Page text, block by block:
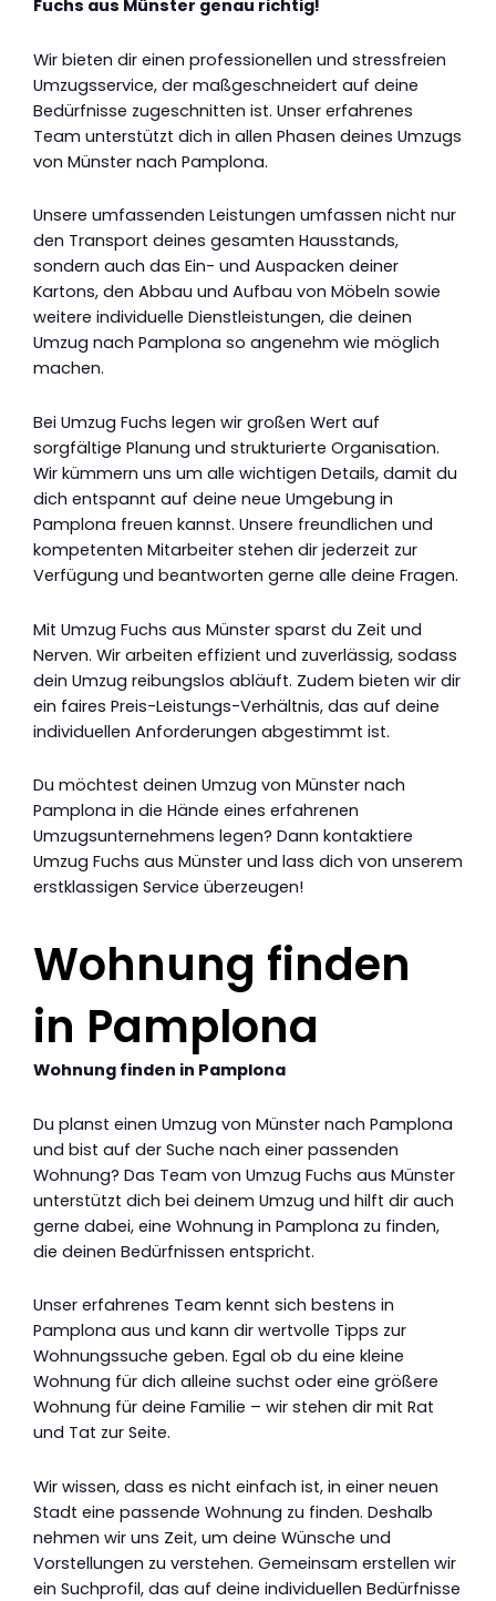
Fuchs aus Münster genau richtig!
Wir bieten dir einen professionellen und stressfreien
Umzugsservice, der maßgeschneidert auf deine
Bedürfnisse zugeschnitten ist. Unser erfahrenes
Team unterstützt dich in allen Phasen deines Umzugs
von Münster nach Pamplona.
Unsere umfassenden Leistungen umfassen nicht nur
den Transport deines gesamten Hausstands,
sondern auch das Ein- und Auspacken deiner
Kartons, den Abbau und Aufbau von Möbeln sowie
weitere individuelle Dienstleistungen, die deinen
Umzug nach Pamplona so angenehm wie möglich
machen.
Bei Umzug Fuchs legen wir großen Wert auf
sorgfältige Planung und strukturierte Organisation.
Wir kümmern uns um alle wichtigen Details, damit du
dich entspannt auf deine neue Umgebung in
Pamplona freuen kannst. Unsere freundlichen und
kompetenten Mitarbeiter stehen dir jederzeit zur
Verfügung und beantworten gerne alle deine Fragen.
Mit Umzug Fuchs aus Münster sparst du Zeit und
Nerven. Wir arbeiten effizient und zuverlässig, sodass
dein Umzug reibungslos abläuft. Zudem bieten wir dir
ein faires Preis-Leistungs-Verhältnis, das auf deine
individuellen Anforderungen abgestimmt ist.
Du möchtest deinen Umzug von Münster nach
Pamplona in die Hände eines erfahrenen
Umzugsunternehmens legen? Dann kontaktiere
Umzug Fuchs aus Münster und lass dich von unserem
erstklassigen Service überzeugen!
Wohnung finden
in Pamplona
Wohnung finden in Pamplona
Du planst einen Umzug von Münster nach Pamplona
und bist auf der Suche nach einer passenden
Wohnung? Das Team von Umzug Fuchs aus Münster
unterstützt dich bei deinem Umzug und hilft dir auch
gerne dabei, eine Wohnung in Pamplona zu finden,
die deinen Bedürfnissen entspricht.
Unser erfahrenes Team kennt sich bestens in
Pamplona aus und kann dir wertvolle Tipps zur
Wohnungssuche geben. Egal ob du eine kleine
Wohnung für dich alleine suchst oder eine größere
Wohnung für deine Familie – wir stehen dir mit Rat
und Tat zur Seite.
Wir wissen, dass es nicht einfach ist, in einer neuen
Stadt eine passende Wohnung zu finden. Deshalb
nehmen wir uns Zeit, um deine Wünsche und
Vorstellungen zu verstehen. Gemeinsam erstellen wir
ein Suchprofil, das auf deine individuellen Bedürfnisse